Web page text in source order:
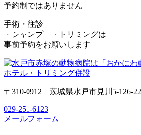
予約制ではありません
手術・往診
・シャンプー・トリミングは
事前予約をお願いします
〒310-0912 茨城県水戸市見川5-126-22
029-251-6123
メールフォーム